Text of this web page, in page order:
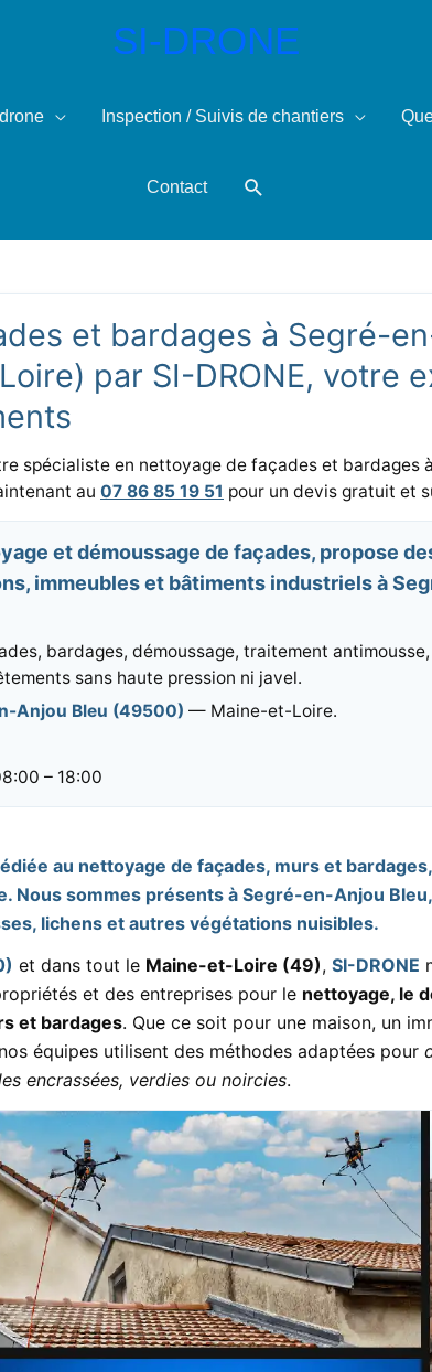
SI-DRONE
Inspection / Suivis de chantiers
Contact Rechercher
& bardage à Segré-
et bardages à Segré-
par SI-DRONE, votre
spécialiste en nettoyage de façades et bardages à
au 07 86 85 19 51 pour un devis gratuit et
et démoussage de façades, propose
immeubles et bâtiments industriels à
bardages, démoussage, traitement
sans haute pression ni javel.
Anjou Bleu (49500) — Maine-et-Loire.
– 18:00
au nettoyage de façades, murs et
sommes présents à Segré-en-Anjou Bleu,
lichens et autres végétations nuisibles.
et dans tout le Maine-et-Loire (49), SI-DRONE
et des entreprises pour le nettoyage, le
et bardages. Que ce soit pour une maison, un
équipes utilisent des méthodes adaptées pour
encrassées, verdies ou noircies.